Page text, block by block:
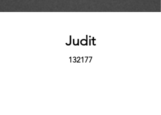
Judit
132177